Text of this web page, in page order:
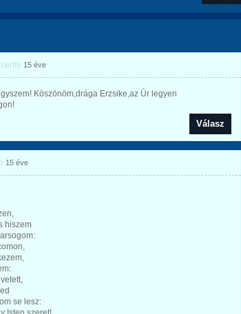
15 éve
Köszönöm,drága Erzsike,az Úr legyen
Válasz
15 éve
hiszem
se lesz: